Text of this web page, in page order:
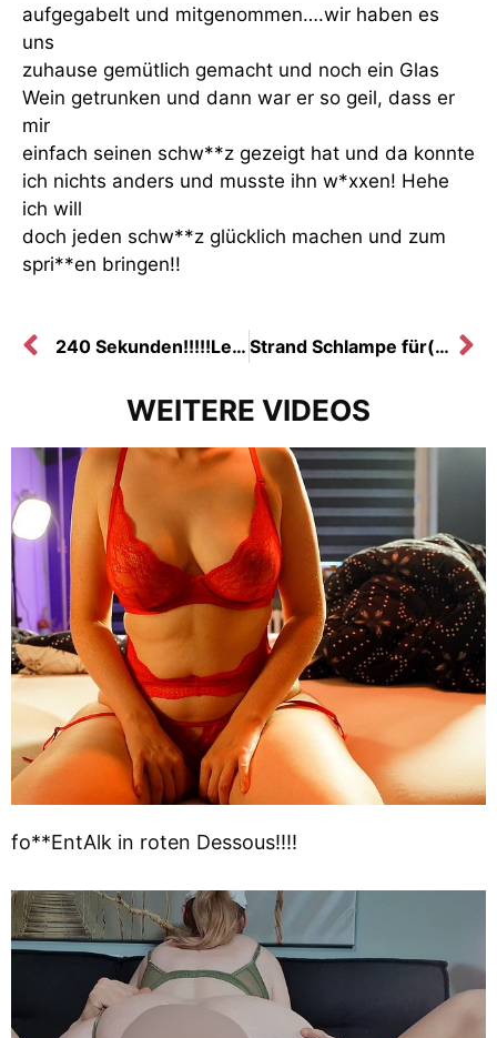
aufgegabelt und mitgenommen….wir haben es
uns
zuhause gemütlich gemacht und noch ein Glas
Wein getrunken und dann war er so geil, dass er
mir
einfach seinen schw**z gezeigt hat und da konnte
ich nichts anders und musste ihn w*xxen! Hehe
ich will
doch jeden schw**z glücklich machen und zum
spri**en bringen!!
240 Sekunden!!!!!Leder Handschuh Flittchen melkt dich zum Orgasmus! Strand Schlampe für(Pauschal)Urlauber
WEITERE VIDEOS
fo**EntAlk in roten Dessous!!!!